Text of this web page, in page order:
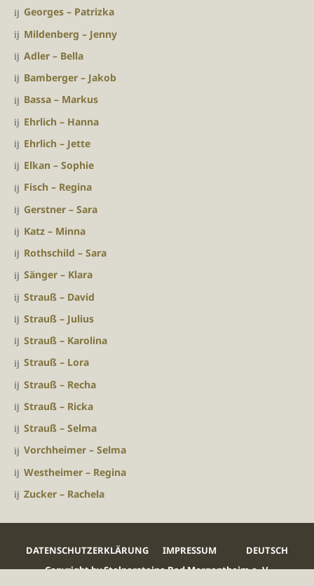
Georges – Patrizka
Mildenberg – Jenny
Adler – Bella
Bamberger – Jakob
Bassa – Markus
Ehrlich – Hanna
Ehrlich – Jette
Elkan – Sophie
Fisch – Regina
Gerstner – Sara
Katz – Minna
Rothschild – Sara
Sänger – Klara
Strauß – David
Strauß – Julius
Strauß – Karolina
Strauß – Lora
Strauß – Recha
Strauß – Ricka
Strauß – Selma
Vorchheimer – Selma
Westheimer – Regina
Zucker – Rachela
DATENSCHUTZERKLÄRUNG IMPRESSUM
DEUTSCH
Copyright by Stolpersteine Bad Mergentheim e. V.